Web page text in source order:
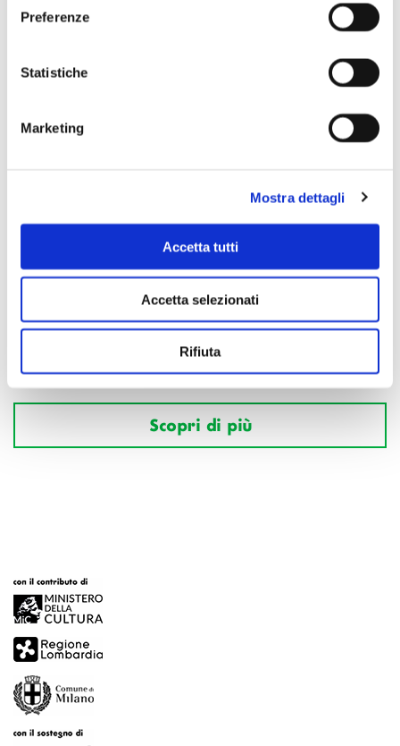
Preferenze
Statistiche
Marketing
Mostra dettagli
Accetta tutti
Accetta selezionati
Rifiuta
Scopri di più